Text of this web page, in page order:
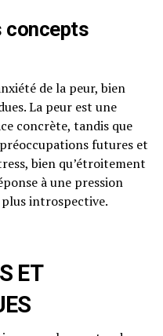
concepts
de la peur, bien
La peur est une
concrète, tandis que
futures et
bien qu’étroitement
à une pression
plus introspective.
ET